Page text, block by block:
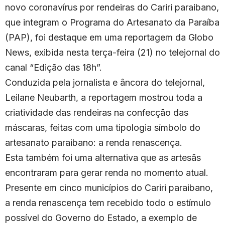
novo coronavírus por rendeiras do Cariri paraibano,
que integram o Programa do Artesanato da Paraíba
(PAP), foi destaque em uma reportagem da Globo
News, exibida nesta terça-feira (21) no telejornal do
canal “Edição das 18h”.
Conduzida pela jornalista e âncora do telejornal,
Leilane Neubarth, a reportagem mostrou toda a
criatividade das rendeiras na confecção das
máscaras, feitas com uma tipologia símbolo do
artesanato paraibano: a renda renascença.
Esta também foi uma alternativa que as artesãs
encontraram para gerar renda no momento atual.
Presente em cinco municípios do Cariri paraibano,
a renda renascença tem recebido todo o estímulo
possível do Governo do Estado, a exemplo de